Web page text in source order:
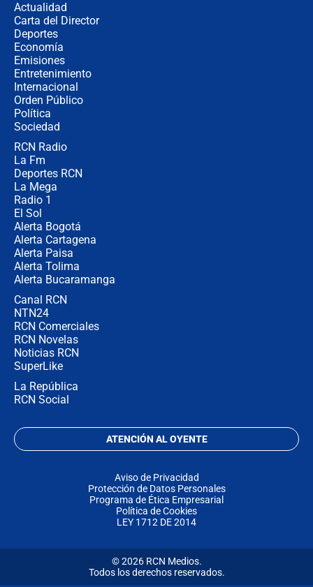
Actualidad
Carta del Director
Deportes
Economía
Emisiones
Entretenimiento
Internacional
Orden Público
Política
Sociedad
RCN Radio
La Fm
Deportes RCN
La Mega
Radio 1
El Sol
Alerta Bogotá
Alerta Cartagena
Alerta Paisa
Alerta Tolima
Alerta Bucaramanga
Canal RCN
NTN24
RCN Comerciales
RCN Novelas
Noticias RCN
SuperLike
La República
RCN Social
ATENCIÓN AL OYENTE
Aviso de Privacidad
Protección de Datos Personales
Programa de Ética Empresarial
Política de Cookies
LEY 1712 DE 2014
© 2026 RCN Medios.
Todos los derechos reservados.